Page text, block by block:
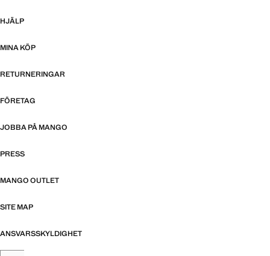
HJÄLP
MINA KÖP
RETURNERINGAR
FÖRETAG
JOBBA PÅ MANGO
PRESS
MANGO OUTLET
SITE MAP
ANSVARSSKYLDIGHET